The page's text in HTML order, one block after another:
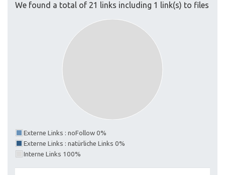
We found a total of 21 links including 1 link(s) to files
Externe Links : noFollow 0%
Externe Links : natürliche Links 0%
Interne Links 100%